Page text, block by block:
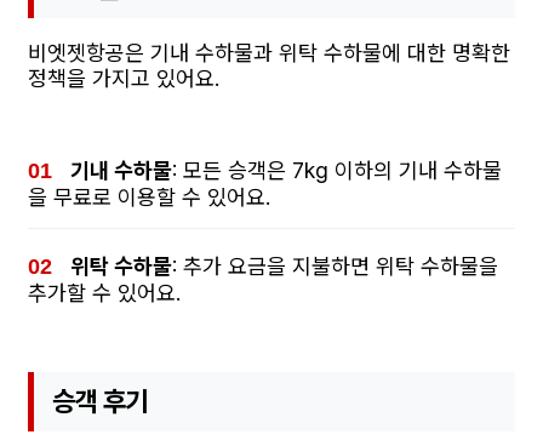
비엣젯항공은 기내 수하물과 위탁 수하물에 대한 명확한
정책을 가지고 있어요.
기내 수하물: 모든 승객은 7kg 이하의 기내 수하물
을 무료로 이용할 수 있어요.
위탁 수하물: 추가 요금을 지불하면 위탁 수하물을
추가할 수 있어요.
승객 후기